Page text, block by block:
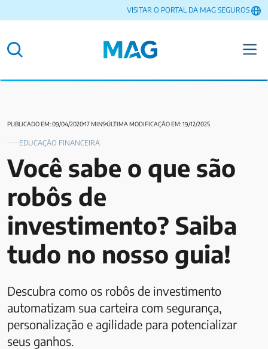
VISITAR O PORTAL DA MAG SEGUROS
PUBLICADO EM: 09/04/202017 MINSÚLTIMA MODIFICAÇÃO EM: 19/12/2025
EDUCAÇÃO FINANCEIRA
Você sabe o que são
robôs de
investimento? Saiba
tudo no nosso guia!
Descubra como os robôs de investimento
automatizam sua carteira com segurança,
personalização e agilidade para potencializar
seus ganhos.